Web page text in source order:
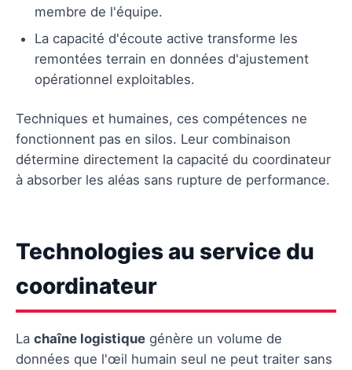
membre de l'équipe.
La capacité d'écoute active transforme les
remontées terrain en données d'ajustement
opérationnel exploitables.
Techniques et humaines, ces compétences ne
fonctionnent pas en silos. Leur combinaison
détermine directement la capacité du coordinateur
à absorber les aléas sans rupture de performance.
Technologies au service du
coordinateur
La chaîne logistique génère un volume de
données que l'œil humain seul ne peut traiter sans